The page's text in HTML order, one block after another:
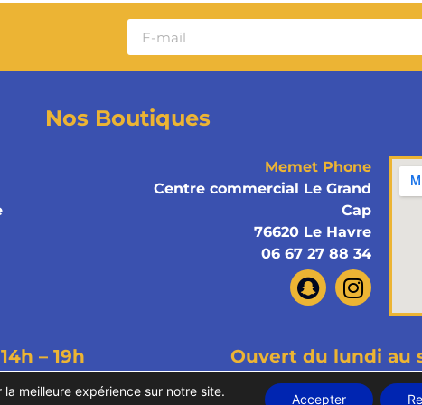
Nos Boutiques
Memet Phone
Centre commercial Le Grand
Cap
76620 Le Havre
06 67 27 88 34
14h – 19h Ouvert du lundi au
Tous droits réservésMentions légalesPolitiques de
meilleure expérience sur notre site.
Accepter